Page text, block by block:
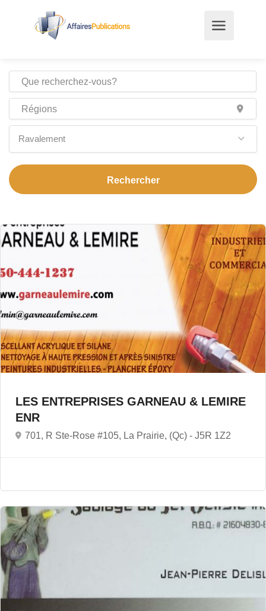
Ravalement
LES ENTREPRISES GARNEAU & LEMIRE
ENR
701, R Ste-Rose #105, La Prairie, (Qc) - J5R 1Z2